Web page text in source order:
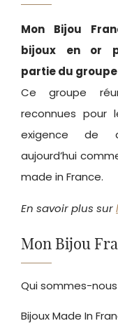
Mon Bijou
bijoux en or
partie du groupe
Ce groupe
reconnues pour
exigence de
aujourd’hui
made in France.
En savoir plus sur
Mon Bijou
Qui sommes-nous
Bijoux Made In